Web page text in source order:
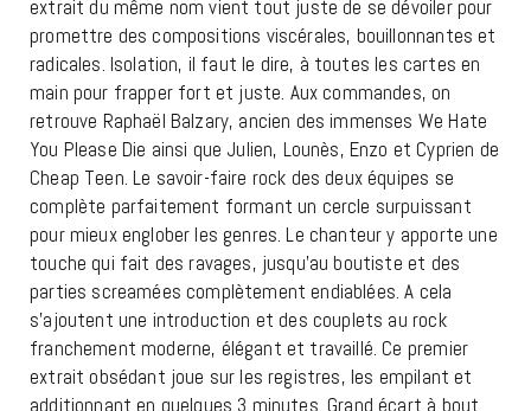
extrait du même nom vient tout juste de se dévoiler pour
promettre des compositions viscérales, bouillonnantes et
radicales. Isolation, il faut le dire, à toutes les cartes en
main pour frapper fort et juste. Aux commandes, on
retrouve Raphaël Balzary, ancien des immenses We Hate
You Please Die ainsi que Julien, Lounès, Enzo et Cyprien de
Cheap Teen. Le savoir-faire rock des deux équipes se
complète parfaitement formant un cercle surpuissant
pour mieux englober les genres. Le chanteur y apporte une
touche qui fait des ravages, jusqu’au boutiste et des
parties screamées complètement endiablées. A cela
s’ajoutent une introduction et des couplets au rock
franchement moderne, élégant et travaillé. Ce premier
extrait obsédant joue sur les registres, les empilant et
additionnant en quelques 3 minutes. Grand écart à bout